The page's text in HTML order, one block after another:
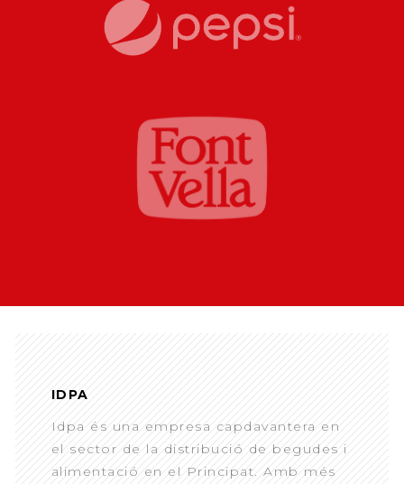
IDPA
Idpa és una empresa capdavantera en
el sector de la distribució de begudes i
alimentació en el Principat. Amb més